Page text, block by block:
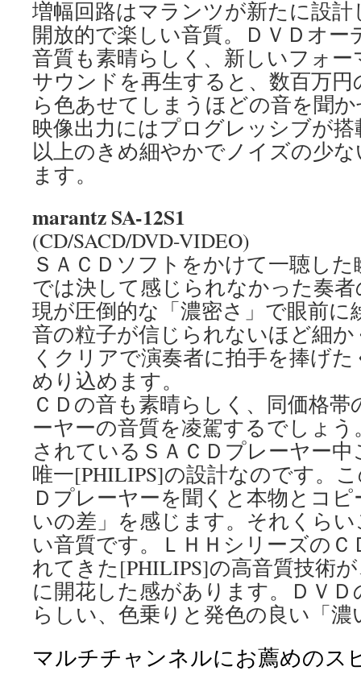
増幅回路はマランツが新たに設
開放的で楽しい音質。ＤＶＤオー
音質も素晴らしく、新しいフォ
サウンドを再生すると、数百万
ら色あせてしまうほどの音を聞
映像出力にはプログレッシブが
以上のきめ細やかでノイズの少
ます。
marantz SA-12S1
(CD/SACD/DVD-VIDEO)
ＳＡＣＤソフトをかけて一聴し
では決して感じられなかった奏
現が圧倒的な「濃密さ」で眼前
音の粒子が信じられないほど細
くクリアで演奏者に拍手を捧げ
めり込めます。
ＣＤの音も素晴らしく、同価格
ーヤーの音質を凌駕するでしょ
されているＳＡＣＤプレーヤー
唯一[PHILIPS]の設計なのです。
Ｄプレーヤーを聞くと本物とコ
いの差」を感じます。それくら
い音質です。ＬＨＨシリーズの
れてきた[PHILIPS]の高音質技術
に開花した感があります。ＤＶＤ
らしい、色乗りと発色の良い「
マルチチャンネルにお薦めのス